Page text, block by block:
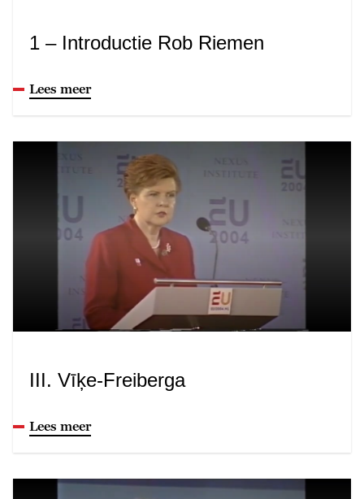
1 – Introductie Rob Riemen
Lees meer
III. Vīķe-Freiberga
Lees meer